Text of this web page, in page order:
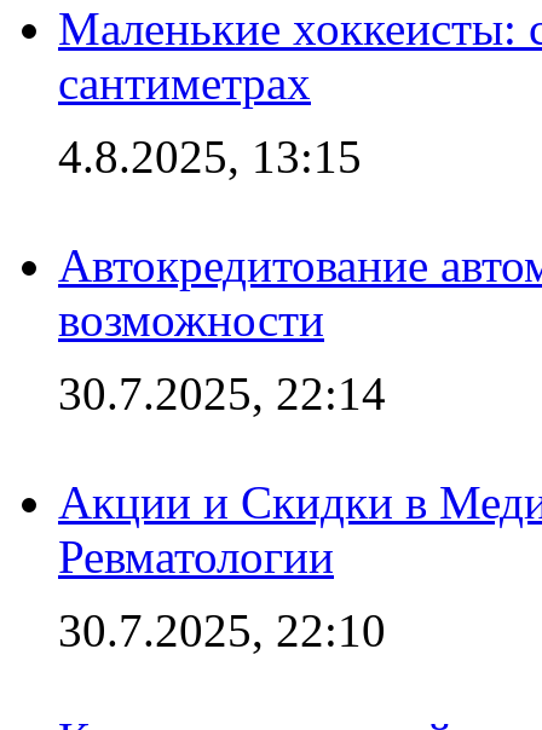
Маленькие хоккеисты:
сантиметрах
4.8.2025, 13:15
Автокредитование
возможности
30.7.2025, 22:14
Акции и Скидки в
Ревматологии
30.7.2025, 22:10